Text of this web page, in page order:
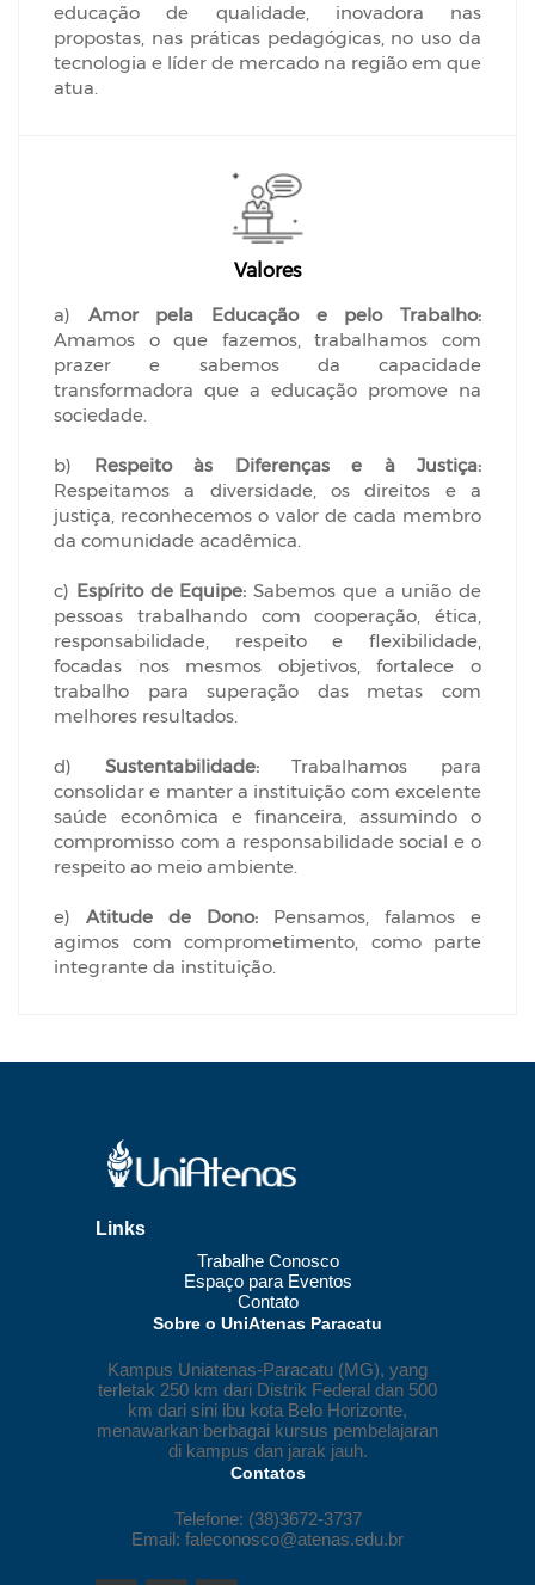
educação de qualidade, inovadora nas
propostas, nas práticas pedagógicas, no uso da
tecnologia e líder de mercado na região em que
atua.
Valores
a) Amor pela Educação e pelo Trabalho:
Amamos o que fazemos, trabalhamos com
prazer e sabemos da capacidade
transformadora que a educação promove na
sociedade.
b) Respeito às Diferenças e à Justiça:
Respeitamos a diversidade, os direitos e a
justiça, reconhecemos o valor de cada membro
da comunidade acadêmica.
c) Espírito de Equipe: Sabemos que a união de
pessoas trabalhando com cooperação, ética,
responsabilidade, respeito e flexibilidade,
focadas nos mesmos objetivos, fortalece o
trabalho para superação das metas com
melhores resultados.
d) Sustentabilidade:Trabalhamos para
consolidar e manter a instituição com excelente
saúde econômica e financeira, assumindo o
compromisso com a responsabilidade social e o
respeito ao meio ambiente.
e) Atitude de Dono: Pensamos, falamos e
agimos com comprometimento, como parte
integrante da instituição.
Links
Trabalhe Conosco
Espaço para Eventos
Contato
Sobre o UniAtenas Paracatu
Kampus Uniatenas-Paracatu (MG), yang
terletak 250 km dari Distrik Federal dan 500
km dari sini ibu kota Belo Horizonte,
menawarkan berbagai kursus pembelajaran
di kampus dan jarak jauh.
Contatos
Telefone: (38)3672-3737
Email: faleconosco@atenas.edu.br